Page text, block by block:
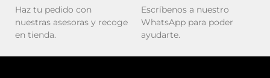
Haz tu pedido con
nuestras asesoras y recoge
en tienda.
Escríbenos a nuestro
WhatsApp para poder
ayudarte.